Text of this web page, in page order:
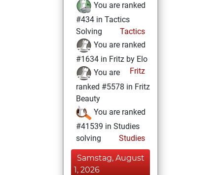
You are ranked
#434 in Tactics
Solving
Tactics
You are ranked
#1634 in Fritz by Elo
Fritz
You are
ranked #5578 in Fritz
Beauty
You are ranked
#41539 in Studies
solving
Studies
Samstag, August
1, 2026